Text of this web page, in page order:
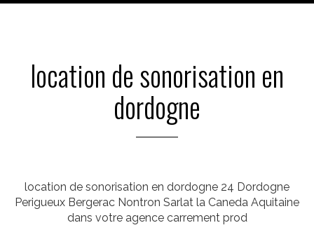
location de sonorisation en
dordogne
location de sonorisation en dordogne 24 Dordogne
Perigueux Bergerac Nontron Sarlat la Caneda Aquitaine
dans votre agence carrement prod